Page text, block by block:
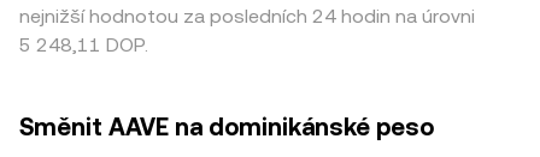
nejnižší hodnotou za posledních 24 hodin na úrovni
5 248,11 DOP.
Směnit AAVE na dominikánské peso